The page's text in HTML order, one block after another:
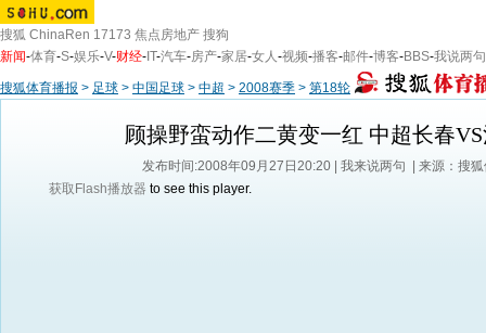
搜狐 ChinaRen 17173 焦点房地产 搜狗
新闻-体育-S-娱乐-V-财经- IT-汽车-房产-家居-女人-视频-播客-邮件-博客-BBS-我说两句
搜狐体育播报 > 足球 > 中国足球 > 中超 > 2008赛季 > 第18轮
顾操野蛮动作二黄变一红 中超长春
发布时间:2008年09月27日20:20 | 我来说两句
| 来源：搜
获取Flash播放器 to see this player.